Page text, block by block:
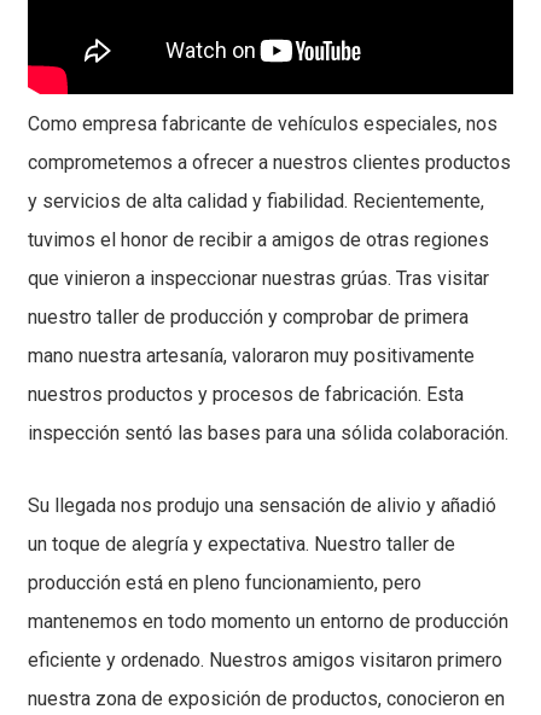
Como empresa fabricante de vehículos especiales, nos
comprometemos a ofrecer a nuestros clientes productos
y servicios de alta calidad y fiabilidad. Recientemente,
tuvimos el honor de recibir a amigos de otras regiones
que vinieron a inspeccionar nuestras grúas. Tras visitar
nuestro taller de producción y comprobar de primera
mano nuestra artesanía, valoraron muy positivamente
nuestros productos y procesos de fabricación. Esta
inspección sentó las bases para una sólida colaboración.
Su llegada nos produjo una sensación de alivio y añadió
un toque de alegría y expectativa. Nuestro taller de
producción está en pleno funcionamiento, pero
mantenemos en todo momento un entorno de producción
eficiente y ordenado. Nuestros amigos visitaron primero
nuestra zona de exposición de productos, conocieron en